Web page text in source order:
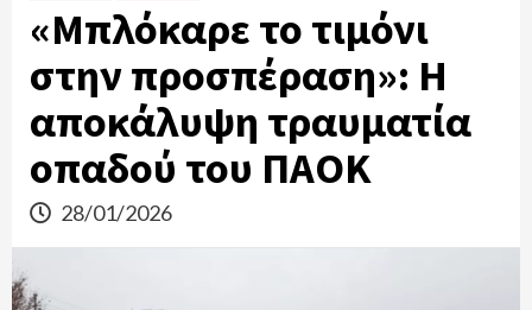
«Μπλόκαρε το τιμόνι
στην προσπέραση»: Η
αποκάλυψη τραυματία
οπαδού του ΠΑΟΚ
28/01/2026